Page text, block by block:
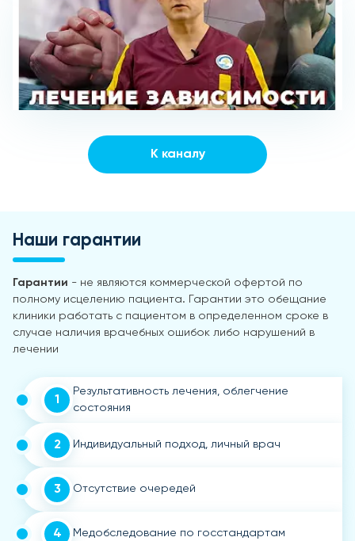
К каналу
Наши гарантии
Гарантии - не являются коммерческой офертой по
полному исцелению пациента. Гарантии это обещание
клиники работать с пациентом в определенном сроке в
случае наличия врачебных ошибок либо нарушений в
лечении
1
Результативность лечения, облегчение
состояния
2 Индивидуальный подход, личный врач
3 Отсутствие очередей
4 Медобследование по госстандартам